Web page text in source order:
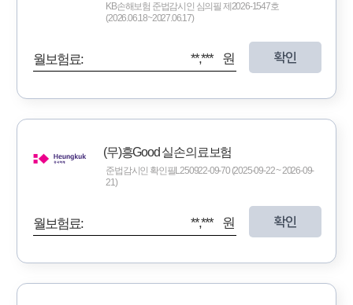
KB손해보험 준법감시인 심의필 제2026-1547호
(2026.06.18~2027.06.17)
월보험료: **,*** 원 확인
(무)흥Good 실손의료보험
준법감시인 확인필L250922-09-70 (2025-09-22 ~ 2026-09-
21)
월보험료: **,*** 원 확인